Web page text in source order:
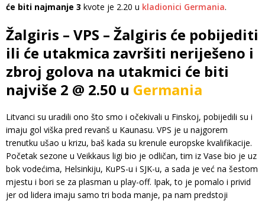
će biti najmanje 3 kvote je 2.20 u kladionici Germania.
Žalgiris – VPS – Žalgiris će pobijediti
ili će utakmica završiti neriješeno i
zbroj golova na utakmici će biti
najviše 2 @ 2.50 u Germania
Litvanci su uradili ono što smo i očekivali u Finskoj, pobijedili su i
imaju gol viška pred revanš u Kaunasu. VPS je u najgorem
trenutku ušao u krizu, baš kada su krenule europske kvalifikacije.
Početak sezone u Veikkaus ligi bio je odličan, tim iz Vase bio je uz
bok vodećima, Helsinkiju, KuPS-u i SJK-u, a sada je već na šestom
mjestu i bori se za plasman u play-off. Ipak, to je pomalo i privid
jer od lidera imaju samo tri boda manje, pa nam predstoji